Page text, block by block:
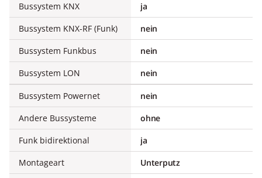
Bussystem KNX
ja
Bussystem KNX-RF (Funk)
nein
Bussystem Funkbus
nein
Bussystem LON
nein
Bussystem Powernet
nein
Andere Bussysteme
ohne
Funk bidirektional
ja
Montageart
Unterputz